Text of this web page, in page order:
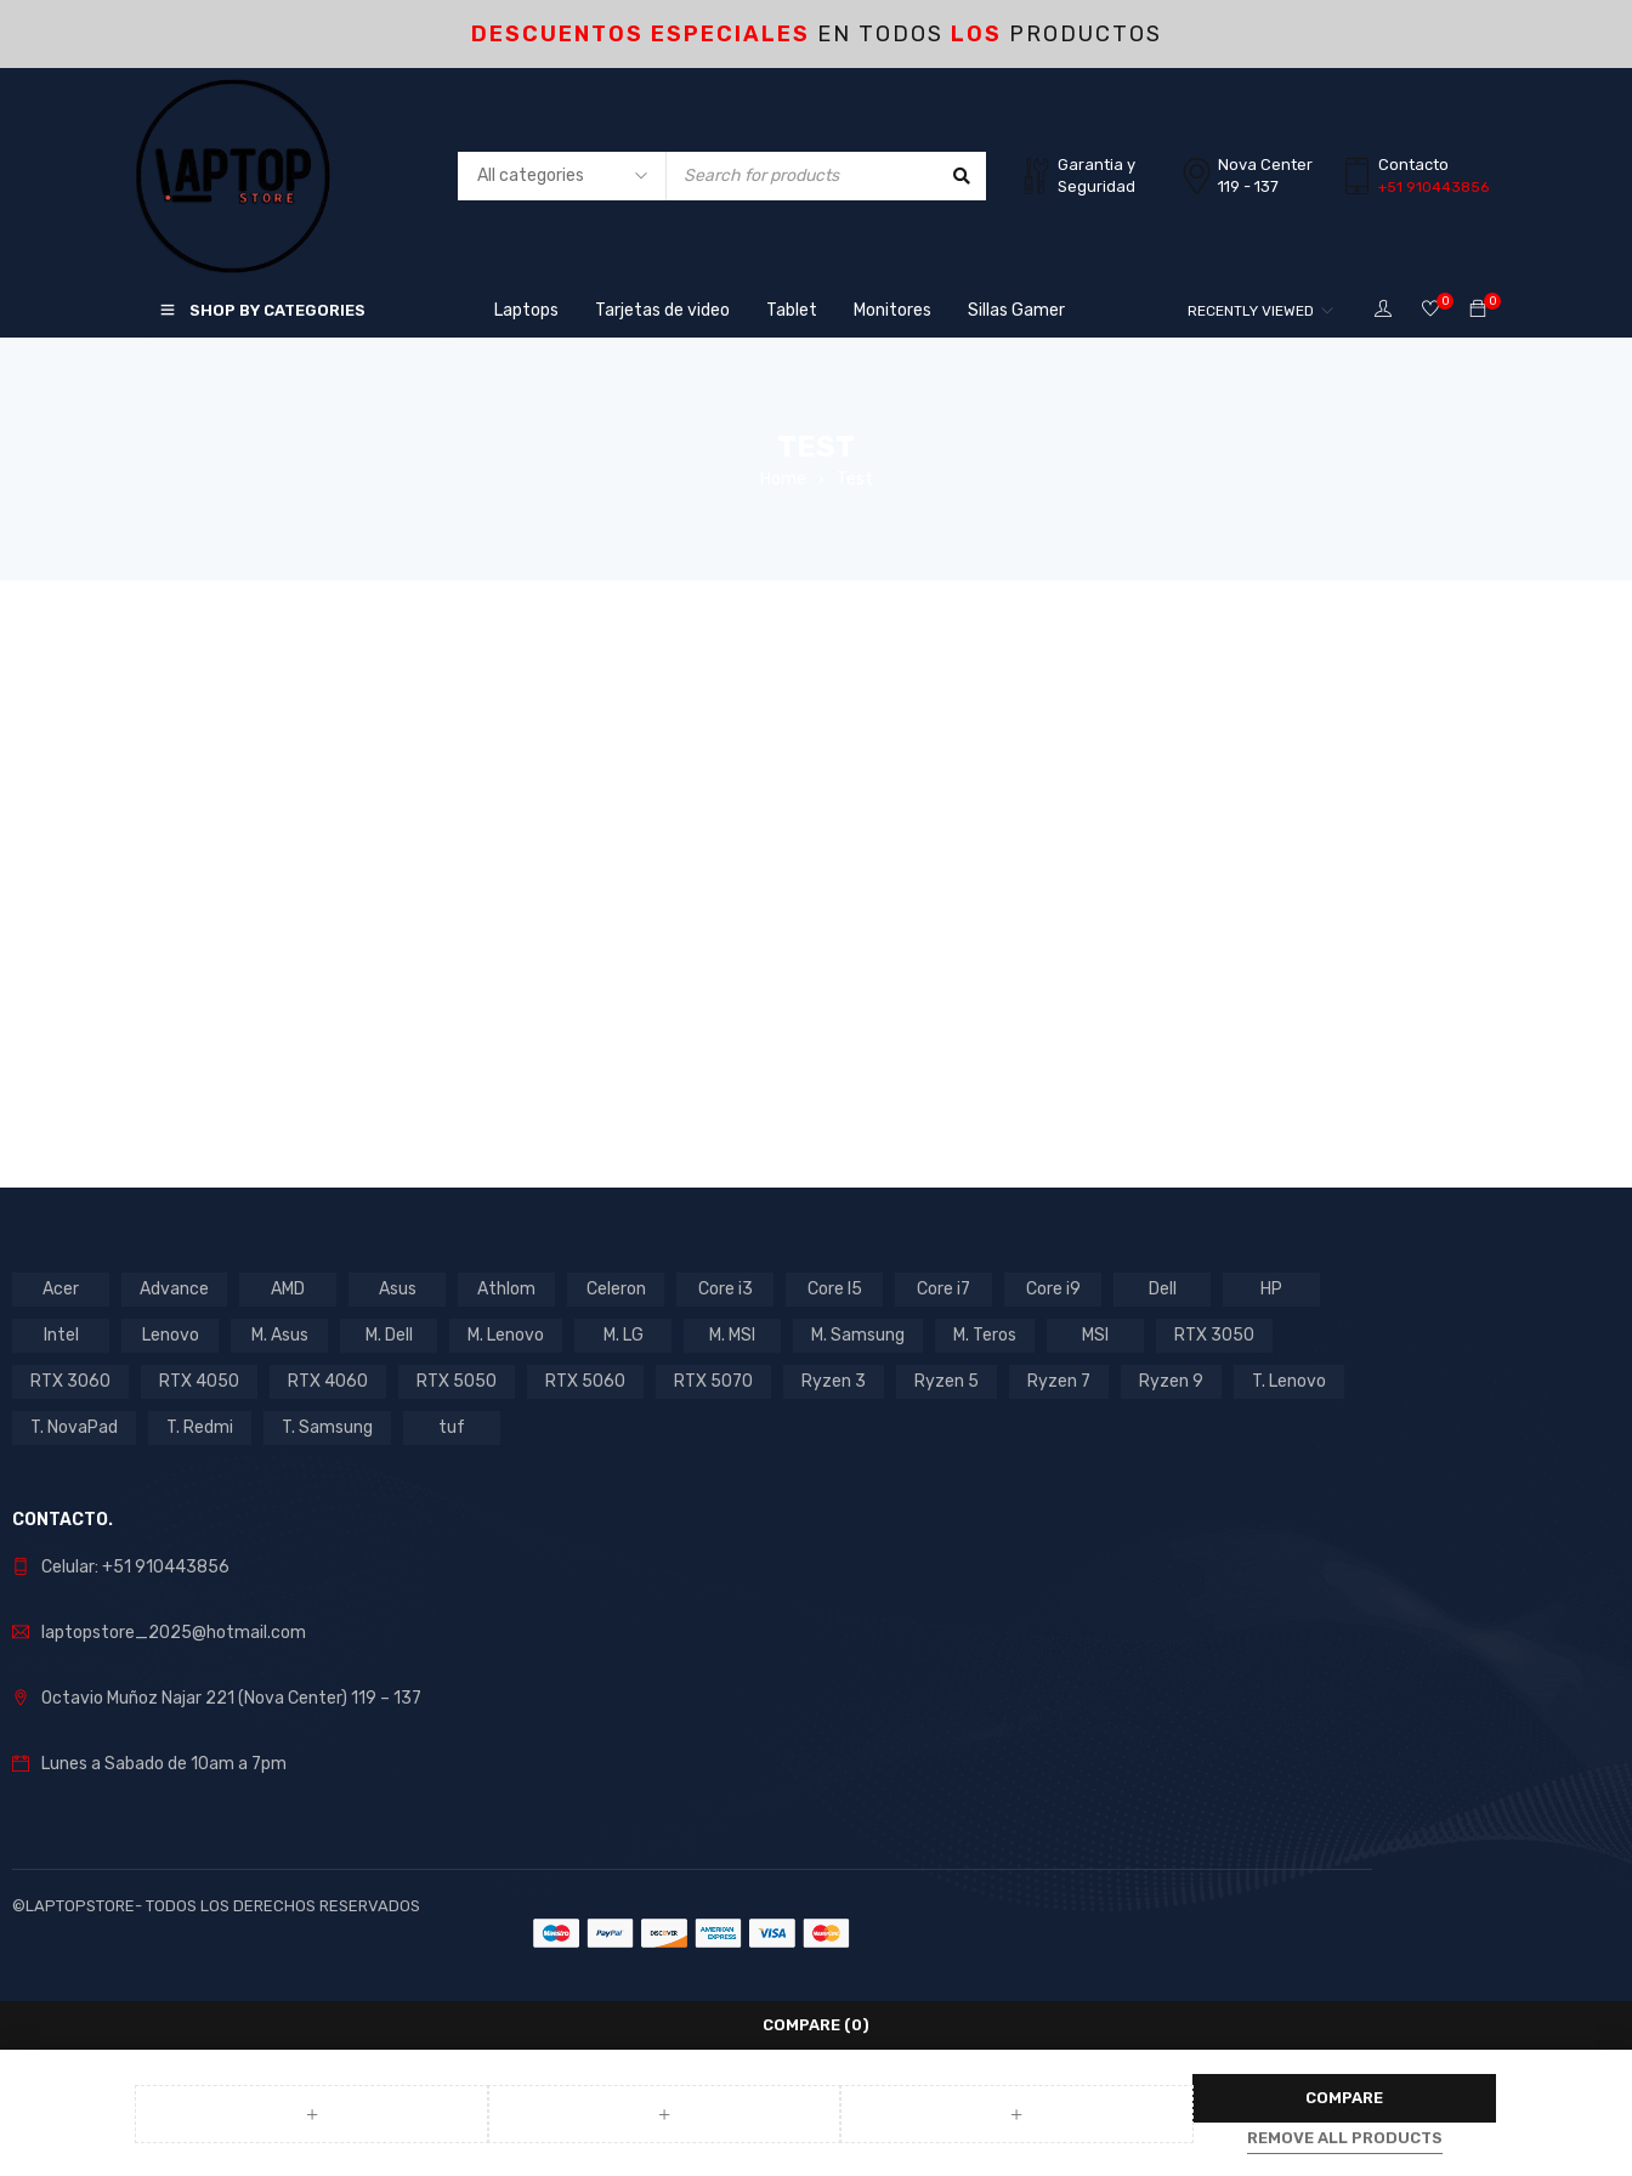
DESCUENTOS ESPECIALES EN TODOS LOS PRODUCTOS
Garantia y
Seguridad
Nova Center
119 - 137
Contacto
+51 910443856
SHOP BY CATEGORIES Laptops Tarjetas de video Tablet Monitores Sillas Gamer 0
0
RECENTLY VIEWED
Acer Advance AMD Asus Athlom Celeron Core i3 Core I5 Core i7 Core i9 Dell HP
Intel Lenovo M. Asus M. Dell M. Lenovo M. LG M. MSI M. Samsung M. Teros MSI RTX 3050
RTX 3060 RTX 4050 RTX 4060 RTX 5050 RTX 5060 RTX 5070 Ryzen 3 Ryzen 5 Ryzen 7 Ryzen 9 T. Lenovo
T. NovaPad T. Redmi T. Samsung tuf
CONTACTO.
Celular: +51 910443856
laptopstore_2025@hotmail.com
Octavio Muñoz Najar 221 (Nova Center) 119 – 137
Lunes a Sabado de 10am a 7pm
©LAPTOPSTORE- TODOS LOS DERECHOS RESERVADOS
COMPARE (0)
COMPARE
REMOVE ALL PRODUCTS